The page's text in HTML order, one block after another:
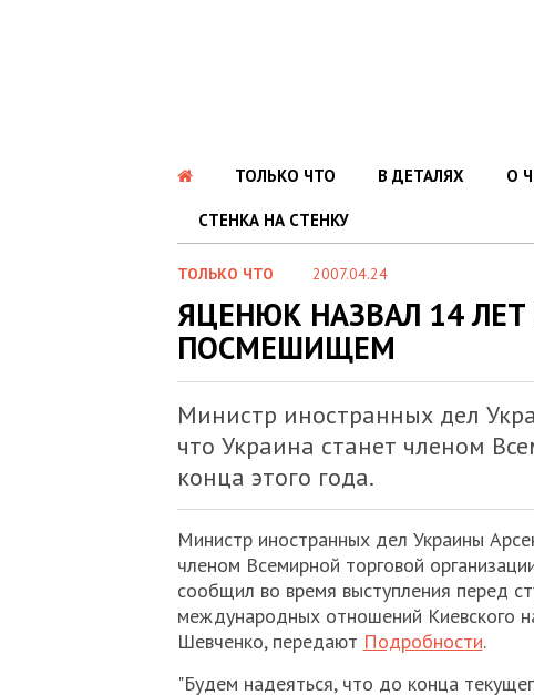
ТОЛЬКО ЧТО В ДЕТАЛЯХ О
СТЕНКА НА СТЕНКУ
ТОЛЬКО ЧТО 2007.04.24
ЯЦЕНЮК НАЗВАЛ 14
ПОСМЕШИЩЕМ
Министр иностранных дел
что Украина станет членом
конца этого года.
Министр иностранных дел Украины
членом Всемирной торговой
сообщил во время выступления перед
международных отношений Киевского
Шевченко, передают Подробности.
"Будем надеяться, что до конца